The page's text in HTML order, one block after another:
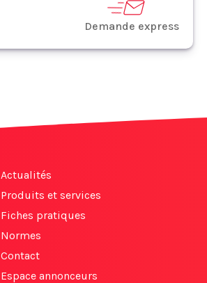
Demande express
Actualités
Produits et services
Fiches pratiques
Normes
Contact
Espace annonceurs